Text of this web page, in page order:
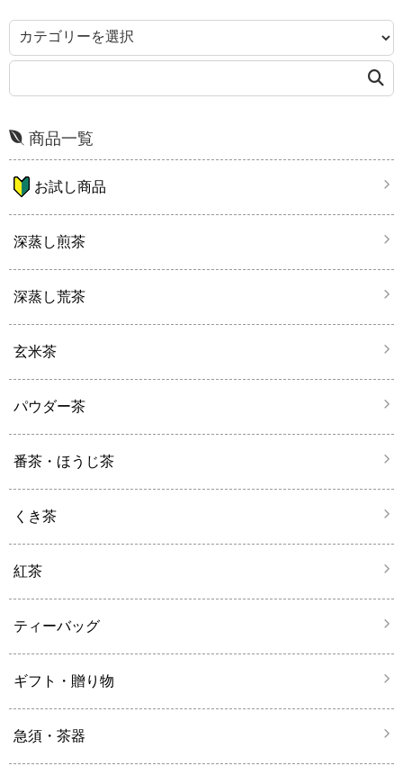
商品一覧
お試し商品
深蒸し煎茶
深蒸し荒茶
玄米茶
パウダー茶
番茶・ほうじ茶
くき茶
紅茶
ティーバッグ
ギフト・贈り物
急須・茶器